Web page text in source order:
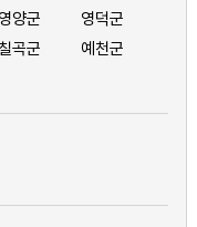
영양군
영덕군
곡군
예천군